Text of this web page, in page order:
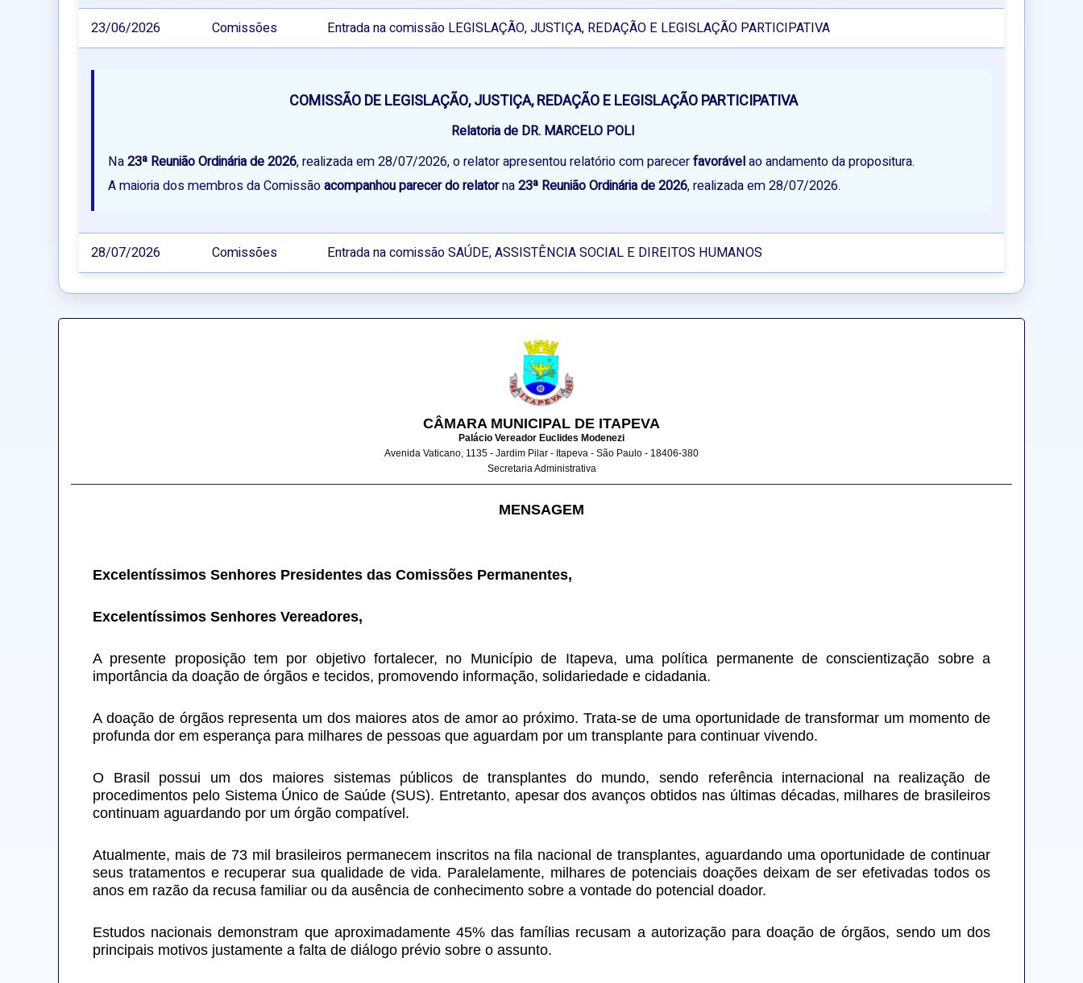
23/06/2026 Comissões Entrada na comissão LEGISLAÇÃO, JUSTIÇA, REDAÇÃO E LEGISLAÇÃO PARTICIPATIVA
COMISSÃO DE LEGISLAÇÃO, JUSTIÇA, REDAÇÃO E LEGISLAÇÃO PARTICIPATIVA
Relatoria de DR. MARCELO POLI
Na23ª Reunião Ordinária de 2026, realizada em 28/07/2026, o relator apresentou relatório com parecerfavorávelao andamento da propositura.
A maioria dos membros da Comissãoacompanhou parecer do relatorna23ª Reunião Ordinária de 2026, realizada em 28/07/2026.
28/07/2026 Comissões Entrada na comissão SAÚDE, ASSISTÊNCIA SOCIAL E DIREITOS HUMANOS
CÂMARA MUNICIPAL DE ITAPEVA
Palácio Vereador Euclides Modenezi
Avenida Vaticano, 1135 - Jardim Pilar - Itapeva - São Paulo - 18406-380
Secretaria Administrativa
MENSAGEM
Excelentíssimos Senhores Presidentes das Comissões Permanentes,
Excelentíssimos Senhores Vereadores,
A presente proposição tem por objetivo fortalecer, no Município de Itapeva, uma política permanente de conscientização sobre a
importância da doação de órgãos e tecidos, promovendo informação, solidariedade e cidadania.
A doação de órgãos representa um dos maiores atos de amor ao próximo. Trata-se de uma oportunidade de transformar um momento de
profunda dor em esperança para milhares de pessoas que aguardam por um transplante para continuar vivendo.
O Brasil possui um dos maiores sistemas públicos de transplantes do mundo, sendo referência internacional na realização de
procedimentos pelo Sistema Único de Saúde (SUS). Entretanto, apesar dos avanços obtidos nas últimas décadas, milhares de brasileiros
continuam aguardando por um órgão compatível.
Atualmente, mais de 73 mil brasileiros permanecem inscritos na fila nacional de transplantes, aguardando uma oportunidade de continuar
seus tratamentos e recuperar sua qualidade de vida. Paralelamente, milhares de potenciais doações deixam de ser efetivadas todos os
anos em razão da recusa familiar ou da ausência de conhecimento sobre a vontade do potencial doador.
Estudos nacionais demonstram que aproximadamente 45% das famílias recusam a autorização para doação de órgãos, sendo um dos
principais motivos justamente a falta de diálogo prévio sobre o assunto.